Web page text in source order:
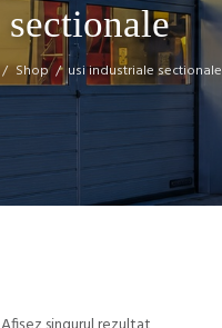
sectionale
Shop usi industriale sectionale